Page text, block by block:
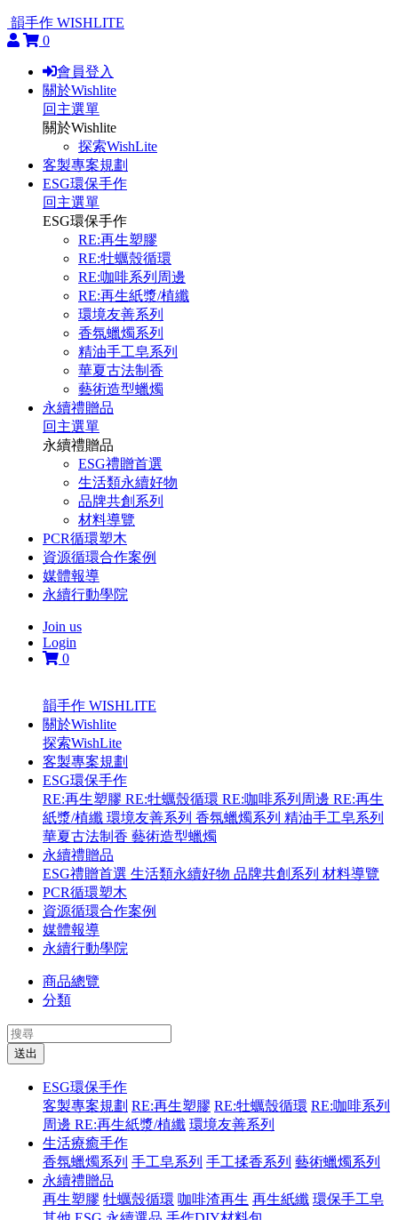
韻手作 WISHLITE
0
會員登入
關於Wishlite
回主選單
關於Wishlite
探索WishLite
客製專案規劃
ESG環保手作
回主選單
ESG環保手作
RE:再生塑膠
RE:牡蠣殼循環
RE:咖啡系列周邊
RE:再生紙漿/植纖
環境友善系列
香氛蠟燭系列
精油手工皂系列
華夏古法制香
藝術造型蠟燭
永續禮贈品
回主選單
永續禮贈品
ESG禮贈首選
生活類永續好物
品牌共創系列
材料導覽
PCR循環塑木
資源循環合作案例
媒體報導
永續行動學院
Join us
Login
0
韻手作 WISHLITE
關於Wishlite
探索WishLite
客製專案規劃
ESG環保手作
RE:再生塑膠 RE:牡蠣殼循環 RE:咖啡系列周邊 RE:再生
紙漿/植纖 環境友善系列 香氛蠟燭系列 精油手工皂系列
華夏古法制香 藝術造型蠟燭
永續禮贈品
ESG禮贈首選 生活類永續好物 品牌共創系列 材料導覽
PCR循環塑木
資源循環合作案例
媒體報導
永續行動學院
商品總覽
分類
送出
ESG環保手作
客製專案規劃 RE:再生塑膠 RE:牡蠣殼循環 RE:咖啡系列
周邊 RE:再生紙漿/植纖 環境友善系列
生活療癒手作
香氛蠟燭系列 手工皂系列 手工揉香系列 藝術蠟燭系列
永續禮贈品
再生塑膠 牡蠣殼循環 咖啡渣再生 再生紙纖 環保手工皂